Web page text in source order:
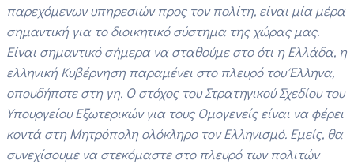
παρεχόμενων υπηρεσιών προς τον πολίτη, είναι μία μέρα
σημαντική για το διοικητικό σύστημα της χώρας μας.
Είναι σημαντικό σήμερα να σταθούμε στο ότι η Ελλάδα, η
ελληνική Κυβέρνηση παραμένει στο πλευρό του Έλληνα,
οπουδήποτε στη γη. Ο στόχος του Στρατηγικού Σχεδίου του
Υπουργείου Εξωτερικών για τους Ομογενείς είναι να φέρει
κοντά στη Μητρόπολη ολόκληρο τον Ελληνισμό. Εμείς, θα
συνεχίσουμε να στεκόμαστε στο πλευρό των πολιτών